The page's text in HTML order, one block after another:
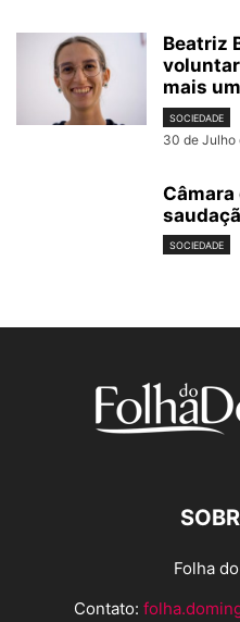
Beatriz
mais
SOCIEDADE
30 de Julho
Câmara
SOCIEDADE
Folha
Contato: